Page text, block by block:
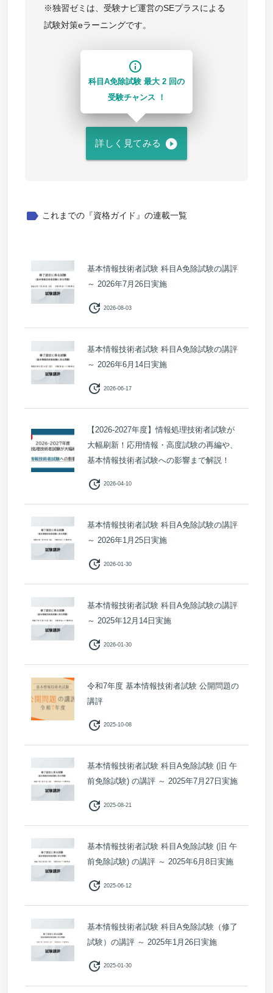
※独習ゼミは、受験ナビ運営のSEプラスによる
試験対策eラーニングです。
info_outline
科目A免除試験 最大 2 回の
受験チャンス ！
詳しく見てみる play_circle_filled
label これまでの『資格ガイド』の連載一覧
基本情報技術者試験 科目A免除試験の講評
～ 2026年7月26日実施
update 2026-08-03
基本情報技術者試験 科目A免除試験の講評
～ 2026年6月14日実施
update 2026-06-17
【2026-2027年度】情報処理技術者試験が
大幅刷新！応用情報・高度試験の再編や、
基本情報技術者試験への影響まで解説！
update 2026-04-10
基本情報技術者試験 科目A免除試験の講評
～ 2026年1月25日実施
update 2026-01-30
基本情報技術者試験 科目A免除試験の講評
～ 2025年12月14日実施
update 2026-01-30
令和7年度 基本情報技術者試験 公開問題の
講評
update 2025-10-08
基本情報技術者試験 科目A免除試験 (旧 午
前免除試験) の講評 ～ 2025年7月27日実施
update 2025-08-21
基本情報技術者試験 科目A免除試験 (旧 午
前免除試験) の講評 ～ 2025年6月8日実施
update 2025-06-12
基本情報技術者試験 科目A免除試験（修了
試験）の講評 ～ 2025年1月26日実施
update 2025-01-30